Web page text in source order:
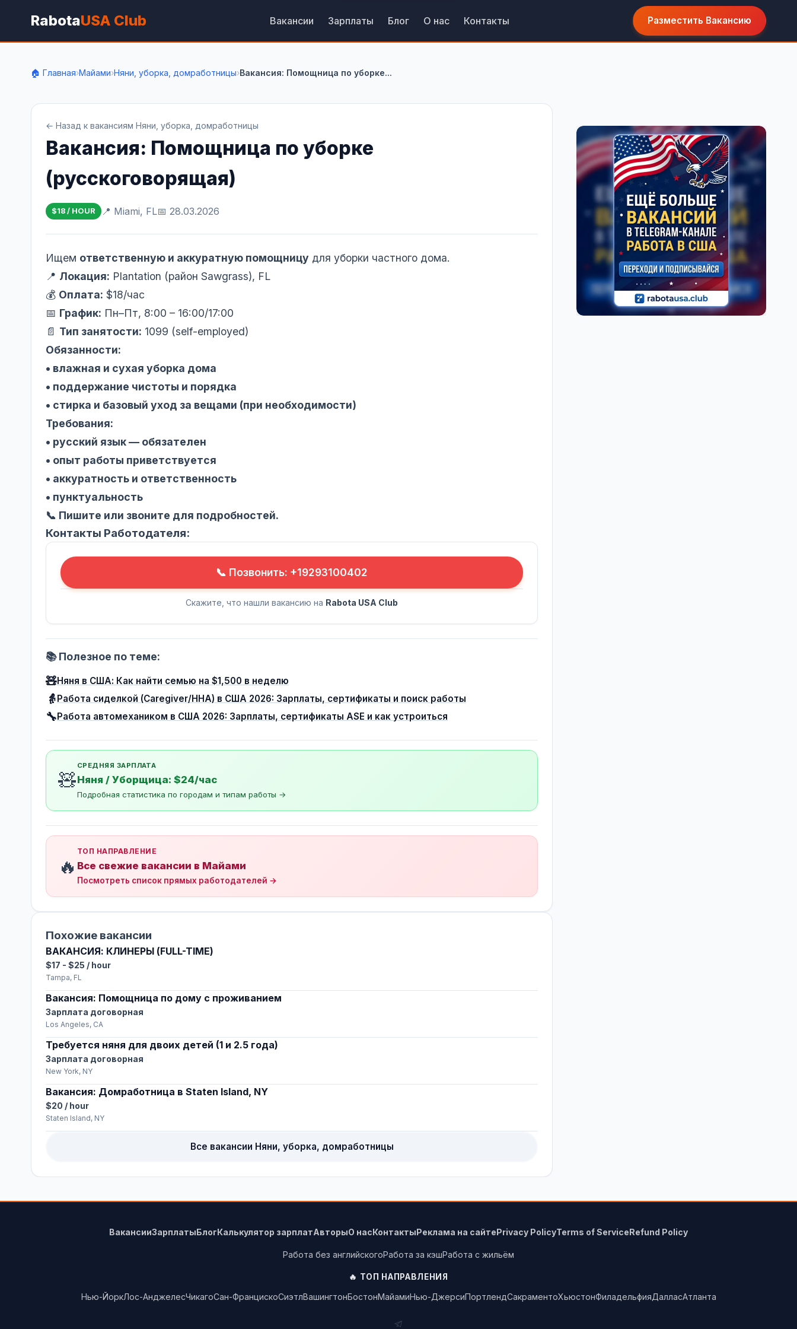
RabotaUSA Club Вакансии Зарплаты Блог О нас Контакты Разместить Вакансию
🏠 Главная›Майами›Няни, уборка, домработницы›Вакансия: Помощница по уборке...
← Назад к вакансиям Няни, уборка, домработницы
Вакансия: Помощница по уборке
(русскоговорящая)
$18 / HOUR 📍 Miami, FL📅 28.03.2026
Ищем ответственную и аккуратную помощницу для уборки частного дома.
📍 Локация: Plantation (район Sawgrass), FL
💰 Оплата: $18/час
📅 График: Пн–Пт, 8:00 – 16:00/17:00
📄 Тип занятости: 1099 (self-employed)
Обязанности:
• влажная и сухая уборка дома
• поддержание чистоты и порядка
• стирка и базовый уход за вещами (при необходимости)
Требования:
• русский язык — обязателен
• опыт работы приветствуется
• аккуратность и ответственность
• пунктуальность
📞 Пишите или звоните для подробностей.
Контакты Работодателя:
📞 Позвонить: +19293100402
Скажите, что нашли вакансию на Rabota USA Club
📚 Полезное по теме:
🧸Няня в США: Как найти семью на $1,500 в неделю
👵Работа сиделкой (Caregiver/HHA) в США 2026: Зарплаты, сертификаты и поиск работы
🔧Работа автомехаником в США 2026: Зарплаты, сертификаты ASE и как устроиться
🧸
СРЕДНЯЯ ЗАРПЛАТА
Няня / Уборщица: $24/час
Подробная статистика по городам и типам работы →
🔥
ТОП НАПРАВЛЕНИЕ
Все свежие вакансии в Майами
Посмотреть список прямых работодателей →
Похожие вакансии
ВАКАНСИЯ: КЛИНЕРЫ (FULL-TIME)
$17 - $25 / hour
Tampa, FL
Вакансия: Помощница по дому с проживанием
Зарплата договорная
Los Angeles, CA
Требуется няня для двоих детей (1 и 2.5 года)
Зарплата договорная
New York, NY
Вакансия: Домработница в Staten Island, NY
$20 / hour
Staten Island, NY
Все вакансии Няни, уборка, домработницы
ВакансииЗарплатыБлогКалькулятор зарплатАвторыО насКонтактыРеклама на сайтеPrivacy PolicyTerms of ServiceRefund Policy
Работа без английскогоРабота за кэшРабота с жильём
🔥 ТОП НАПРАВЛЕНИЯ
Нью-ЙоркЛос-АнджелесЧикагоСан-ФранцискоСиэтлВашингтонБостонМайамиНью-ДжерсиПортлендСакраментоХьюстонФиладельфияДалласАтланта